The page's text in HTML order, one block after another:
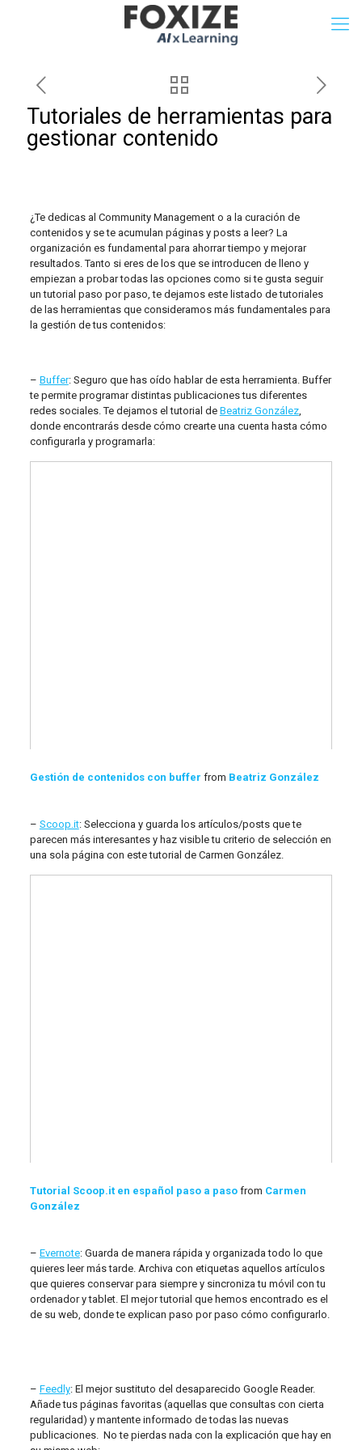
Tutoriales de herramientas para
gestionar contenido
¿Te dedicas al Community Management o a la curación de
contenidos y se te acumulan páginas y posts a leer? La
organización es fundamental para ahorrar tiempo y mejorar
resultados. Tanto si eres de los que se introducen de lleno y
empiezan a probar todas las opciones como si te gusta seguir
un tutorial paso por paso, te dejamos este listado de tutoriales
de las herramientas que consideramos más fundamentales para
la gestión de tus contenidos:
– Buffer: Seguro que has oído hablar de esta herramienta. Buffer
te permite programar distintas publicaciones tus diferentes
redes sociales. Te dejamos el tutorial de Beatriz González,
donde encontrarás desde cómo crearte una cuenta hasta cómo
configurarla y programarla:
Gestión de contenidos con buffer from Beatriz González
– Scoop.it: Selecciona y guarda los artículos/posts que te
parecen más interesantes y haz visible tu criterio de selección en
una sola página con este tutorial de Carmen González.
Tutorial Scoop.it en español paso a paso from Carmen
González
– Evernote: Guarda de manera rápida y organizada todo lo que
quieres leer más tarde. Archiva con etiquetas aquellos artículos
que quieres conservar para siempre y sincroniza tu móvil con tu
ordenador y tablet. El mejor tutorial que hemos encontrado es el
de su web, donde te explican paso por paso cómo configurarlo.
– Feedly: El mejor sustituto del desaparecido Google Reader.
Añade tus páginas favoritas (aquellas que consultas con cierta
regularidad) y mantente informado de todas las nuevas
publicaciones. No te pierdas nada con la explicación que hay en